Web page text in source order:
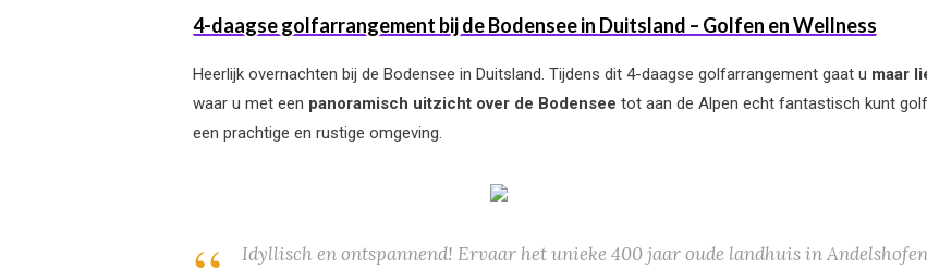
4-daagse golfarrangement bij de Bodensee in Duitsland – Golfen en Wellness
Heerlijk overnachten bij de Bodensee in Duitsland. Tijdens dit 4-daagse golfarrangement gaat u maar
waar u met een panoramisch uitzicht over de Bodensee tot aan de Alpen echt fantastisch kunt
een prachtige en rustige omgeving.
Idyllisch en ontspannend! Ervaar het unieke 400 jaar oude landhuis in